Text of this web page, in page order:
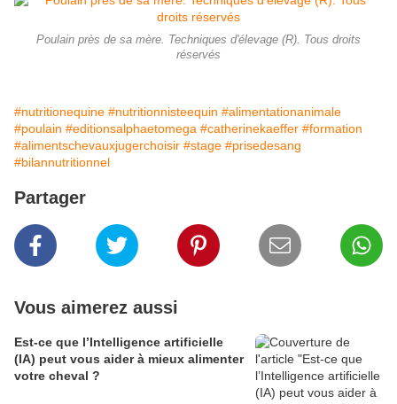
Poulain près de sa mère. Techniques d'élevage (R). Tous droits
réservés
#nutritionequine #nutritionnisteequin #alimentationanimale
#poulain #editionsalphaetomega #catherinekaeffer #formation
#alimentschevauxjugerchoisir #stage #prisedesang
#bilannutritionnel
Partager
Vous aimerez aussi
Est-ce que l’Intelligence artificielle
(IA) peut vous aider à mieux alimenter
votre cheval ?